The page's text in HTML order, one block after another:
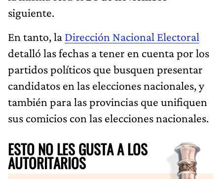
siguiente.
En tanto, la Dirección Nacional Electoral
detalló las fechas a tener en cuenta por los
partidos políticos que busquen presentar
candidatos en las elecciones nacionales, y
también para las provincias que unifiquen
sus comicios con las elecciones nacionales.
ESTO NO LES GUSTA A LOS
AUTORITARIOS